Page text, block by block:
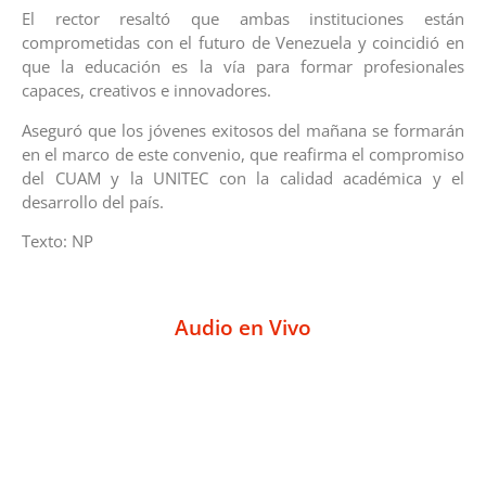
El rector resaltó que ambas instituciones están
comprometidas con el futuro de Venezuela y coincidió en
que la educación es la vía para formar profesionales
capaces, creativos e innovadores.
Aseguró que los jóvenes exitosos del mañana se formarán
en el marco de este convenio, que reafirma el compromiso
del CUAM y la UNITEC con la calidad académica y el
desarrollo del país.
Texto: NP
Audio en Vivo